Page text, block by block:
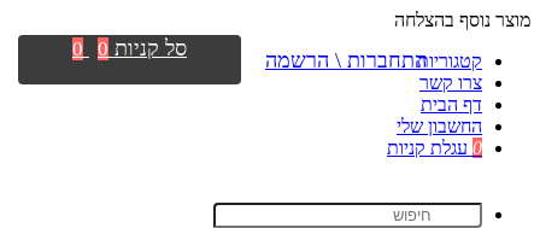
מוצר נוסף בהצלחה
קטגוריות
צרו קשר
דף הבית
החשבון שלי
0 עגלת קניות
התחברות \ הרשמה סל קניות 0
0